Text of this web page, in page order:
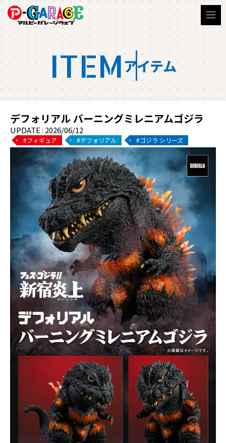
ITEM アイテム
デフォリアル バーニングミレニアムゴジラ
UPDATE : 2026/06/12
フィギュア デフォリアル ゴジラ シリーズ